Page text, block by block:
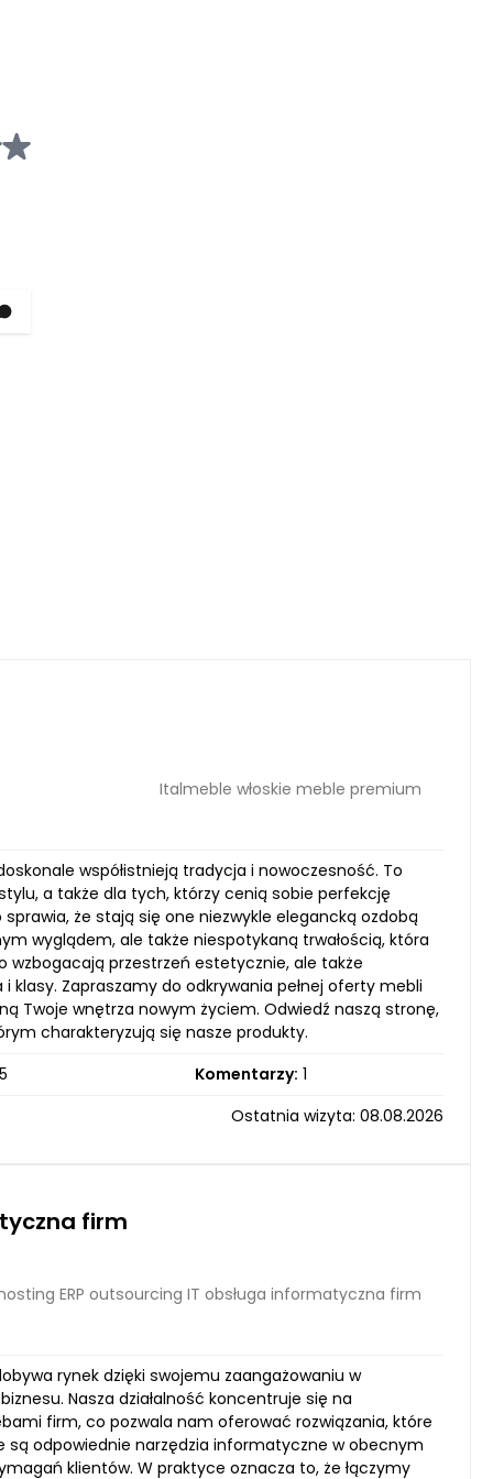
Italmeble włoskie meble premium
współistnieją tradycja i nowoczesność. To
a także dla tych, którzy cenią sobie perfekcję
że stają się one niezwykle elegancką ozdobą
wyglądem, ale także niespotykaną trwałością, która
wzbogacają przestrzeń estetycznie, ale także
klasy. Zapraszamy do odkrywania pełnej oferty mebli
Twoje wnętrza nowym życiem. Odwiedź naszą stronę,
charakteryzują się nasze produkty.
5 Komentarzy: 1
Ostatnia wizyta: 08.08.2026
firm
hosting ERP outsourcing IT obsługa informatyczna firm
rynek dzięki swojemu zaangażowaniu w
Nasza działalność koncentruje się na
firm, co pozwala nam oferować rozwiązania, które
są odpowiednie narzędzia informatyczne w obecnym
klientów. W praktyce oznacza to, że łączymy